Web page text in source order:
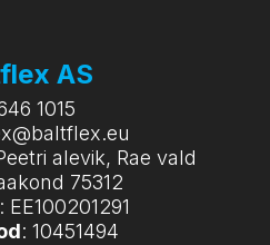
AS
1015
alevik, Rae vald
75312
: EE100201291
: 10451494